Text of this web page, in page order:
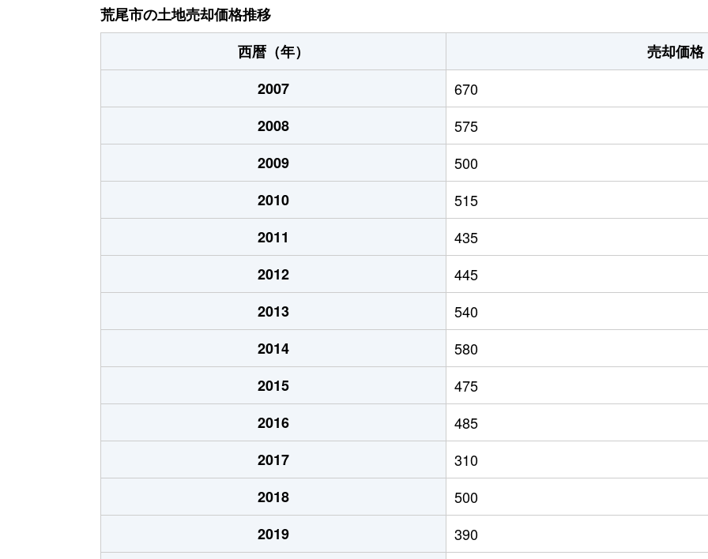
宮内
590万円 荒尾(熊本) 徒歩28分 220m²
宮内出目
210万円 荒尾(熊本) 徒歩14分 110m²
桜山町
500万円 南荒尾 徒歩45分 240m²
高浜
50万円 長洲 徒歩20分 110m²
野原
650万円 長洲 徒歩1時間15分 630m²
原万田
8,300万円 荒尾(熊本) 徒歩19分 2000m²
原万田
250万円 荒尾(熊本) 徒歩13分 220m²
11,000万円
510万円 徒歩45分
荒尾市の土地売却価格推移
西暦（年）
売却価格
2007
670
2008
575
2009
500
2010
515
2011
435
2012
445
2013
540
2014
580
2015
475
2016
485
2017
310
2018
500
2019
390